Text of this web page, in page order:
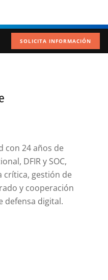
SOLICITA INFORMACIÓN
con 24 años de
DFIR y SOC,
gestión de
y cooperación
defensa digital.